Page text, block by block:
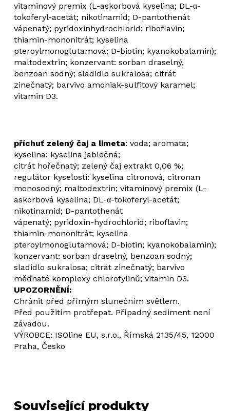
vitaminový premix (L-askorbová kyselina; DL-α-
tokoferyl-acetát; nikotinamid; D-pantothenát
vápenatý; pyridoxinhydrochlorid; riboflavin;
thiamin-mononitrát; kyselina
pteroylmonoglutamová; D-biotin; kyanokobalamin);
maltodextrin; konzervant: sorban draselný,
benzoan sodný; sladidlo sukralosa; citrát
zinečnatý; barvivo amoniak-sulfitový karamel;
vitamin D3.
příchuť zelený čaj a limeta: voda; aromata;
kyselina: kyselina jablečná;
citrát hořečnatý; zelený čaj extrakt 0,06 %;
regulátor kyselosti: kyselina citronová, citronan
monosodný; maltodextrin; vitaminový premix (L-
askorbová kyselina; DL-α-tokoferyl-acetát;
nikotinamid; D-pantothenát
vápenatý; pyridoxin-hydrochlorid; riboflavin;
thiamin-mononitrát; kyselina
pteroylmonoglutamová; D-biotin; kyanokobalamin);
konzervant: sorban draselný, benzoan sodný;
sladidlo sukralosa; citrát zinečnatý; barvivo
měďnaté komplexy chlorofylinů; vitamin D3.
UPOZORNĚNÍ:
Chránit před přímým slunečním světlem.
Před použitím protřepat. Případný sediment není
závadou.
VÝROBCE: ISOline EU, s.r.o., Římská 2135/45, 12000
Praha, Česko
Související produkty